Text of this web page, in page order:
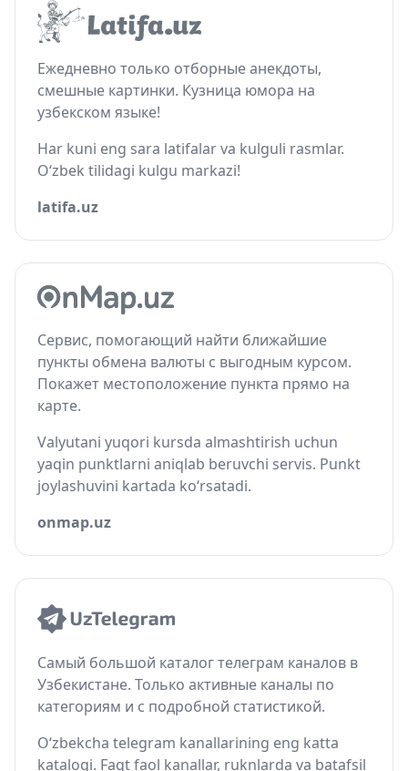
Ежедневно только отборные анекдоты,
смешные картинки. Кузница юмора на
узбекском языке!
Har kuni eng sara latifalar va kulguli rasmlar.
O‘zbek tilidagi kulgu markazi!
latifa.uz
Сервис, помогающий найти ближайшие
пункты обмена валюты с выгодным курсом.
Покажет местоположение пункта прямо на
карте.
Valyutani yuqori kursda almashtirish uchun
yaqin punktlarni aniqlab beruvchi servis. Punkt
joylashuvini kartada ko‘rsatadi.
onmap.uz
Самый большой каталог телеграм каналов в
Узбекистане. Только активные каналы по
категориям и с подробной статистикой.
O‘zbekcha telegram kanallarining eng katta
katalogi. Faqt faol kanallar, ruknlarda va batafsil